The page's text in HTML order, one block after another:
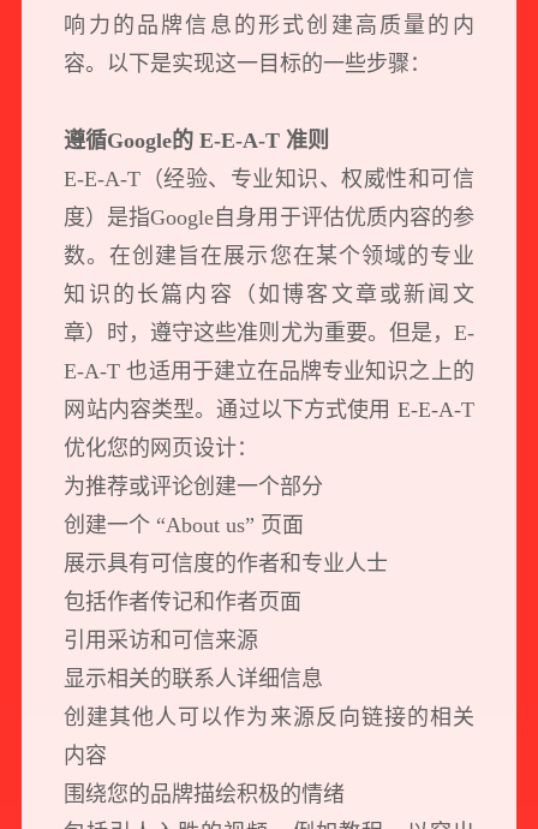
响力的品牌信息的形式创建高质量的内
容。以下是实现这一目标的一些步骤：
遵循Google的 E-E-A-T 准则
E-E-A-T（经验、专业知识、权威性和可信
度）是指Google自身用于评估优质内容的参
数。在创建旨在展示您在某个领域的专业
知识的长篇内容（如博客文章或新闻文
章）时，遵守这些准则尤为重要。但是，E-
E-A-T 也适用于建立在品牌专业知识之上的
网站内容类型。通过以下方式使用 E-E-A-T
优化您的网页设计：
为推荐或评论创建一个部分
创建一个 “About us” 页面
展示具有可信度的作者和专业人士
包括作者传记和作者页面
引用采访和可信来源
显示相关的联系人详细信息
创建其他人可以作为来源反向链接的相关
内容
围绕您的品牌描绘积极的情绪